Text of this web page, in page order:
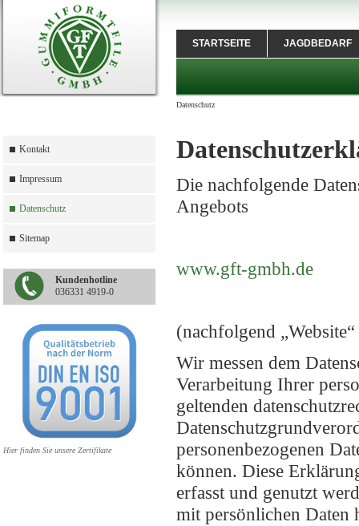
Kontakt
Impressum
Datenschutz
Sitemap
Kundenhotline
036331 4919-0
Hier finden Sie unsere Zertifikate
STARTSEITE JAGDBEDARF
Datenschutz
Die nachfolgende
Angebots
www.gft-gmbh.de
(nachfolgend
Wir messen dem
Verarbeitung Ihrer
geltenden
personenbezogenen
können. Diese
erfasst und genutzt
mit persönlichen Daten